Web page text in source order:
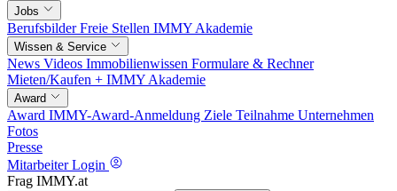
Jobs
BerufsbilderFreie Stellen IMMY Akademie
Wissen & Service
News Videos Immobilienwissen Formulare & Rechner
Mieten/Kaufen + IMMY Akademie
Award
Award IMMY-Award-Anmeldung Ziele Teilnahme Unternehmen
Fotos
Presse
Mitarbeiter Login
Frag IMMY.at